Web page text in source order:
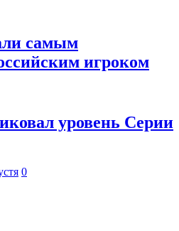
самым
игроком
уровень Серии
0